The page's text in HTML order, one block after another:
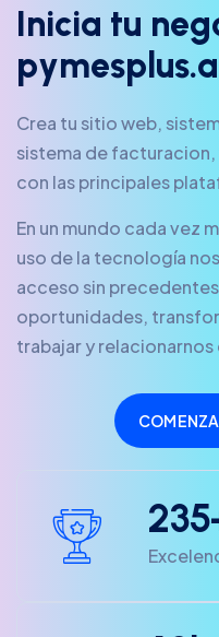
Inicia tu neg
pymesp us.a
Crea tu sitio web,
sistema de
con las principales
En un mundo cada vez
uso de la tecnología
acceso sin
oportunidades,
trabajar y relacionarnos
235